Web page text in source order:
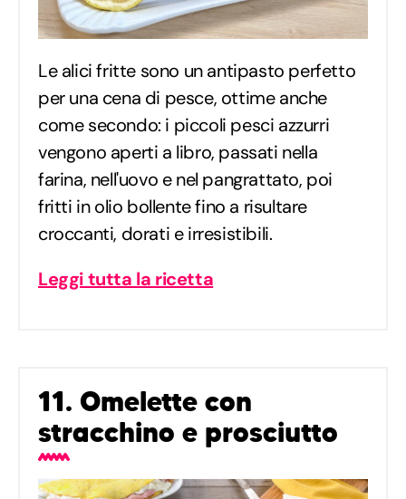
Le alici fritte sono un antipasto perfetto
per una cena di pesce, ottime anche
come secondo: i piccoli pesci azzurri
vengono aperti a libro, passati nella
farina, nell'uovo e nel pangrattato, poi
fritti in olio bollente fino a risultare
croccanti, dorati e irresistibili.
Leggi tutta la ricetta
11. Omelette con
stracchino e prosciutto